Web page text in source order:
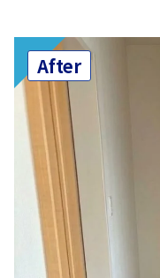
After